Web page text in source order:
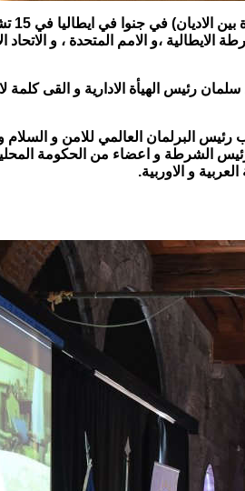
،و الامم المتحدة ، و الاتحاد
رئيس الهيأة الادارية و القى كلمة
البرلمان العالمي للامن و السلام
رئيس الشرطة و اعضاء من الحكومة
و الاوربية.